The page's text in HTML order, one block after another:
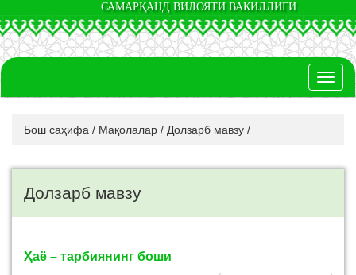
САМАРҚАНД ВИЛОЯТИ ВАКИЛЛИГИ
Бош саҳифа / Мақолалар / Долзарб мавзу /
Долзарб мавзу
Ҳаё – тарбиянинг боши